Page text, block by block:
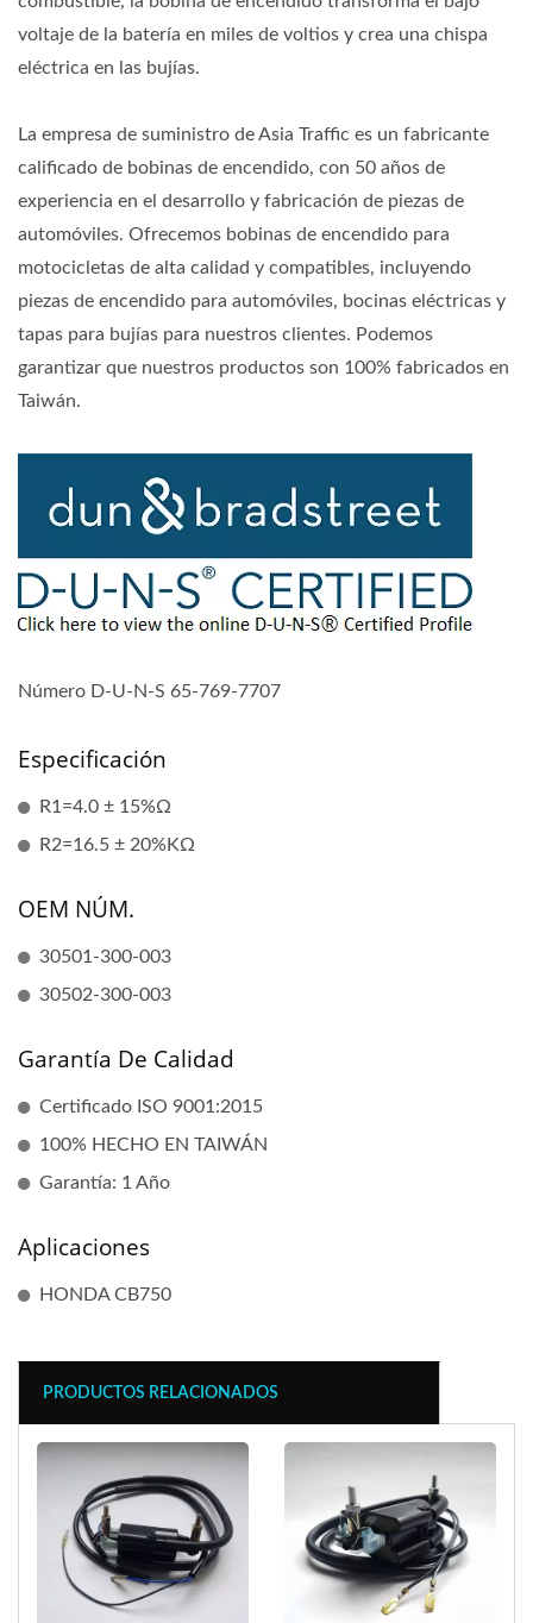
voltaje de la batería en miles de voltios y crea una chispa
eléctrica en las bujías.
La empresa de suministro de Asia Traffic es un fabricante
calificado de bobinas de encendido, con 50 años de
experiencia en el desarrollo y fabricación de piezas de
automóviles. Ofrecemos bobinas de encendido para
motocicletas de alta calidad y compatibles, incluyendo
piezas de encendido para automóviles, bocinas eléctricas y
tapas para bujías para nuestros clientes. Podemos
garantizar que nuestros productos son 100% fabricados en
Taiwán.
Número D-U-N-S 65-769-7707
Especificación
R1=4.0 ± 15%Ω
R2=16.5 ± 20%KΩ
OEM NÚM.
30501-300-003
30502-300-003
Garantía De Calidad
Certificado ISO 9001:2015
100% HECHO EN TAIWÁN
Garantía: 1 Año
Aplicaciones
HONDA CB750
PRODUCTOS RELACIONADOS